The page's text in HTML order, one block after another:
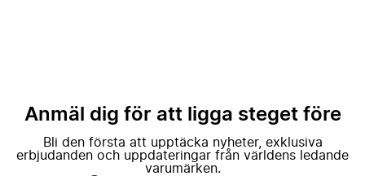
Anmäl dig för att ligga steget före
Bli den första att upptäcka nyheter, exklusiva
erbjudanden och uppdateringar från världens ledande
varumärken.